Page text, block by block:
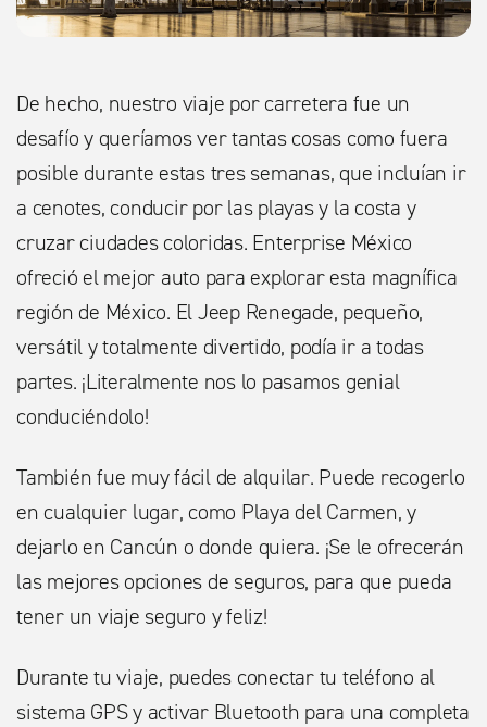
De hecho, nuestro viaje por carretera fue un
desafío y queríamos ver tantas cosas como fuera
posible durante estas tres semanas, que incluían ir
a cenotes, conducir por las playas y la costa y
cruzar ciudades coloridas. Enterprise México
ofreció el mejor auto para explorar esta magnífica
región de México. El Jeep Renegade, pequeño,
versátil y totalmente divertido, podía ir a todas
partes. ¡Literalmente nos lo pasamos genial
conduciéndolo!
También fue muy fácil de alquilar. Puede recogerlo
en cualquier lugar, como Playa del Carmen, y
dejarlo en Cancún o donde quiera. ¡Se le ofrecerán
las mejores opciones de seguros, para que pueda
tener un viaje seguro y feliz!
Durante tu viaje, puedes conectar tu teléfono al
sistema GPS y activar Bluetooth para una completa